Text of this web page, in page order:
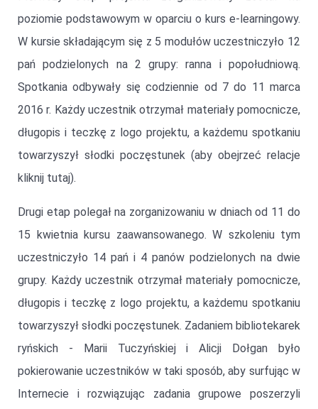
poziomie podstawowym w oparciu o kurs e-learningowy.
W kursie składającym się z 5 modułów uczestniczyło 12
pań podzielonych na 2 grupy: ranna i popołudniową.
Spotkania odbywały się codziennie od 7 do 11 marca
2016 r. Każdy uczestnik otrzymał materiały pomocnicze,
długopis i teczkę z logo projektu, a każdemu spotkaniu
towarzyszył słodki poczęstunek (aby obejrzeć relacje
kliknij tutaj).
Drugi etap polegał na zorganizowaniu w dniach od 11 do
15 kwietnia kursu zaawansowanego. W szkoleniu tym
uczestniczyło 14 pań i 4 panów podzielonych na dwie
grupy. Każdy uczestnik otrzymał materiały pomocnicze,
długopis i teczkę z logo projektu, a każdemu spotkaniu
towarzyszył słodki poczęstunek. Zadaniem bibliotekarek
ryńskich - Marii Tuczyńskiej i Alicji Dołgan było
pokierowanie uczestników w taki sposób, aby surfując w
Internecie i rozwiązując zadania grupowe poszerzyli